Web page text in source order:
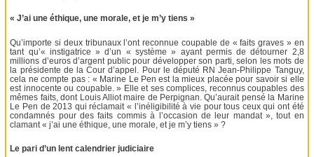
« J’ai une éthique, une morale, et je m’y tiens »
Qu’importe si deux tribunaux l’ont reconnue coupable de « faits graves » en
tant qu’« instigatrice » d’un « système » ayant permis de détourner 2,8
millions d’euros d’argent public pour développer son parti, selon les mots de
la présidente de la Cour d’appel. Pour le député RN Jean-Philippe Tanguy,
cela ne compte pas : « Marine Le Pen est la mieux placée pour savoir si elle
est innocente ou coupable. » Elle et ses complices, reconnus coupables des
mêmes faits, dont Louis Alliot maire de Perpignan. Qu’aurait pensé la Marine
Le Pen de 2013 qui réclamait « l’inéligibilité à vie pour tous ceux qui ont été
condamnés pour des faits commis à l’occasion de leur mandat », tout en
clamant « j’ai une éthique, une morale, et je m’y tiens » ?
Le pari d’un lent calendrier judiciaire